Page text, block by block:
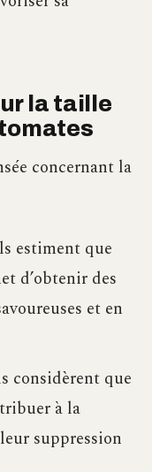
la taille
concernant la
estiment que
d’obtenir des
et en
considèrent que
à la
suppression